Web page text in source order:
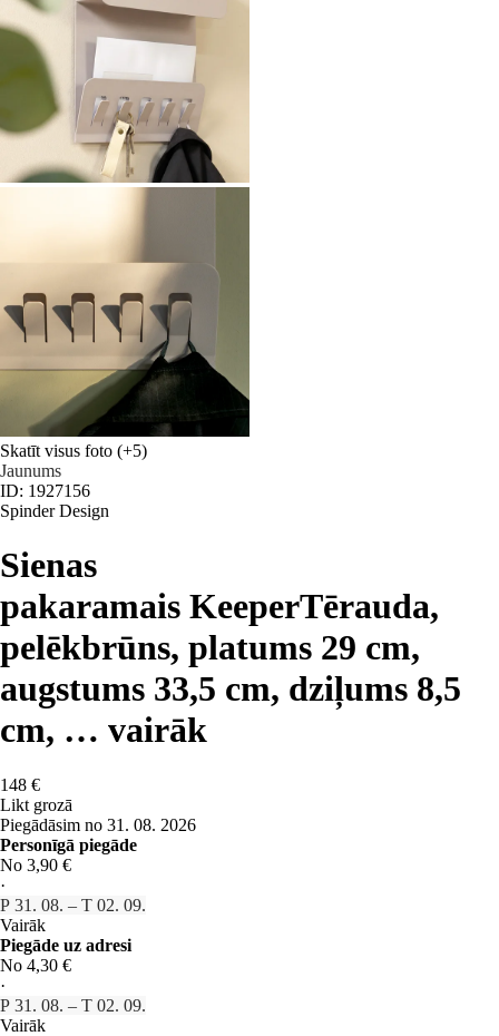
Skatīt visus foto (+5)
Jaunums
ID: 1927156
Spinder Design
Sienas
pakaramais KeeperTērauda,
pelēkbrūns, platums 29 cm,
augstums 33,5 cm, dziļums 8,5
cm, … vairāk
148 €
Likt grozā
Piegādāsim no 31. 08. 2026
Personīgā piegāde
No 3,90 €
·
P 31. 08. – T 02. 09.
Vairāk
Piegāde uz adresi
No 4,30 €
·
P 31. 08. – T 02. 09.
Vairāk